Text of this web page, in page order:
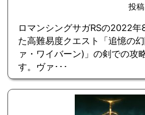
投
ロマンシングサガRSの2022
た高難易度クエスト「追憶の
ァ・ワイバーン)」の剣での攻
す。ヴァ･･･